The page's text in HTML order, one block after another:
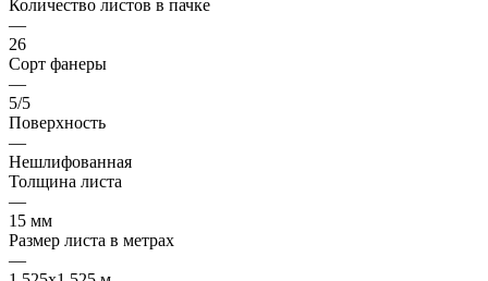
Количество листов в пачке
—
26
Сорт фанеры
—
5/5
Поверхность
—
Нешлифованная
Толщина листа
—
15 мм
Размер листа в метрах
—